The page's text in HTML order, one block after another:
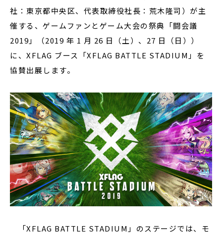
社：東京都中央区、代表取締役社長：荒木隆司）が主
催する、ゲームファンとゲーム大会の祭典「闘会議
2019」（2019 年 1 月 26 日（土）、27 日（日））
に、XFLAG ブース「XFLAG BATTLE STADIUM」を
協賛出展します。
「XFLAG BATTLE STADIUM」のステージでは、モ